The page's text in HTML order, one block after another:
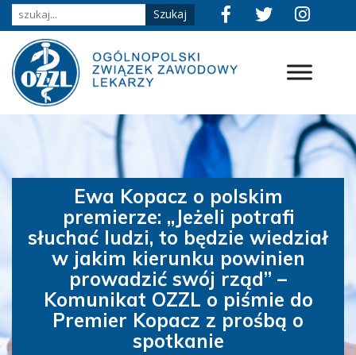
Ewa Kopacz o polskim
premierze: „Jeżeli potrafi
słuchać ludzi, to będzie wiedział
w jakim kierunku powinien
prowadzić swój rząd” –
Komunikat OZZL o piśmie do
Premier Kopacz z prośbą o
spotkanie